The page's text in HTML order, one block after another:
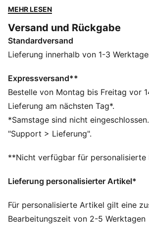
Champs in der Sportkultur verbindet
neu und fordert Konventionen heraus.
FEATURES + VORTEILE
CLOUDSPUN: Speziell angefertigte
erfüllt die höchsten
dennoch wie ultraweiche Baumwolle
Hergestellt aus mindestens 50 %
Materialien
DETAILS
Passform: Performance Fit
Gewebtes Stretchmaterial
Länge: Regulär
Taschen: Reißverschlusstaschen
Seitliche Paspeldetails an den Beinen
MEHR LESEN
Versand und Rückgabe
Standardversand
Lieferung innerhalb von 1-3
Expressversand**
Bestelle von Montag bis Freitag vor
Lieferung am nächsten Tag*.
*Samstage sind nicht
"Support > Lieferung".
**Nicht verfügbar für personalisierte
Lieferung personalisierter Artikel*
Für personalisierte Artikel gilt eine
Bearbeitungszeit von 2-5 Werktagen